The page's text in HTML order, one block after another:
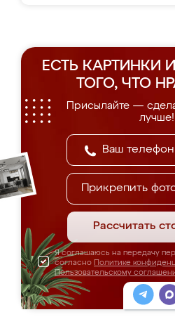
ЕСТЬ КАРТИНКИ
ТОГО, ЧТО
Присылайте —
лучше!
Прикрепить
Рассчитать
Я соглашаюсь на передачу
согласно Политике
Пользовательскому